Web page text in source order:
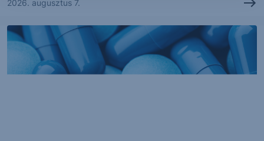
2026. augusztus 7.